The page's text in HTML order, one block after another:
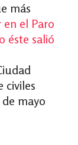
más
en el Paro
éste salió
civiles
mayo